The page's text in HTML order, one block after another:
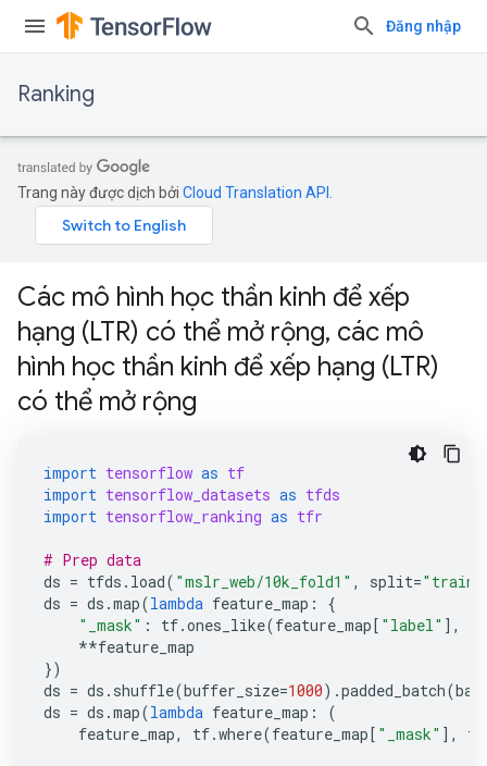
Đăng nhập
Ranking
Trang này được dịch bởi Cloud Translation API
Các mô hình học thần kinh để xếp
hạng (LTR) có thể mở rộng, các mô
hình học thần kinh để xếp hạng (LTR)
có thể mở rộng
import tensorflow as tf
import tensorflow_datasets as tfds
import tensorflow_ranking as tfr
# Prep data
ds = tfds . load( "mslr_web/10k_fold1" , split="train"
ds = ds .map(lambda feature_map :
{
"_mask" : tf.ones_like(feature_map[ "label" ],
**feature_map
})
ds = ds . shuffle(buffer_size=1000) .padded_batch(
ds = ds .map(lambda feature_map :
(
feature_map, tf.where(feature_map[ "_mask" ],